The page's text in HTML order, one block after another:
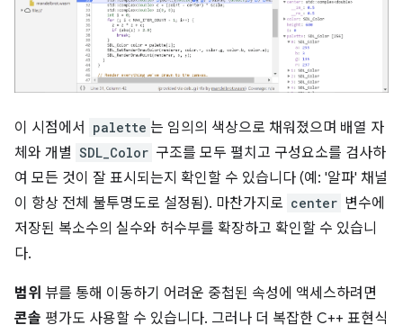
이 시점에서 palette 는 임의의 색상으로 채워졌으며 배열 자
체와 개별 SDL_Color 구조를 모두 펼치고 구성요소를 검사하
여 모든 것이 잘 표시되는지 확인할 수 있습니다 (예: '알파' 채널
이 항상 전체 불투명도로 설정됨). 마찬가지로 center 변수에
저장된 복소수의 실수와 허수부를 확장하고 확인할 수 있습니
다.
범위 뷰를 통해 이동하기 어려운 중첩된 속성에 액세스하려면
콘솔 평가도 사용할 수 있습니다. 그러나 더 복잡한 C++ 표현식